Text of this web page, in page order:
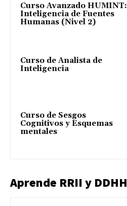
Curso Avanzado HUMINT:
Inteligencia de Fuentes
Humanas (Nivel 2)
Curso de Analista de
Inteligencia
Curso de Sesgos
Cognitivos y Esquemas
mentales
Aprende RRII y DDHH